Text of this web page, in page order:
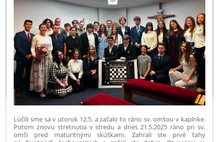
Cesta žiakov ZŠ sv. Mikuláša na skupinovú mobilitu na Sicíliu
v rámci programu Erasmus plus.
Po ceste sa v rámci roka sv. Františka zastavili v Assisi a po viac
ako 2000 kilometroch v cieľovej stanici v Taormine na Sicílii.
Niektorí sa okúpali v mori prvýkrát v živote, niektorí boli prvýkrát
v Assisi, niektorí prvýkrát v živote spali celú noc v autobuse, ale
všetci bez rozdielu prežívajú skvelý čas v nádhrenom prostredí.
Ďakujeme, že ste s nami.
Lúčili sme sa v utorok 12.5. a začalo to ráno sv. omšou v kaplnke.
Potom znovu stretnutia v stredu a dnes 21.5.2025 ráno pri sv.
omši pred maturitnými skúškami. Zahrali ste prvé ťahy